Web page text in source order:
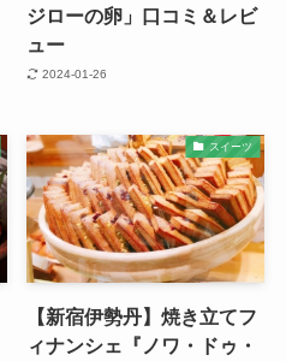
ジローの卵」口コミ＆レビ
ュー
2024-01-26
スイーツ
【新宿伊勢丹】焼き立てフ
ィナンシェ『ノワ・ドゥ・